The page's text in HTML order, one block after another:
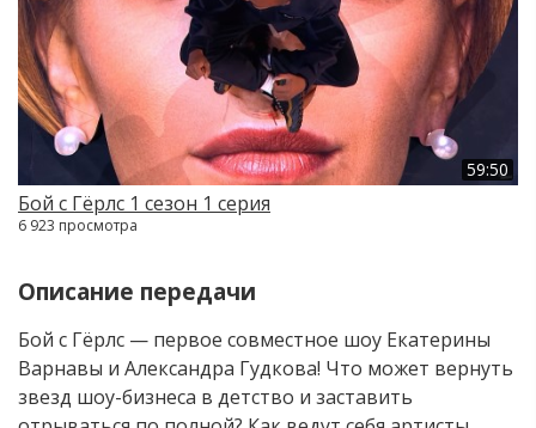
59:50
Бой с Гёрлс 1 сезон 1 серия
6 923 просмотра
Описание передачи
Бой с Гёрлс — первое совместное шоу Екатерины
Варнавы и Александра Гудкова! Что может вернуть
звезд шоу-бизнеса в детство и заставить